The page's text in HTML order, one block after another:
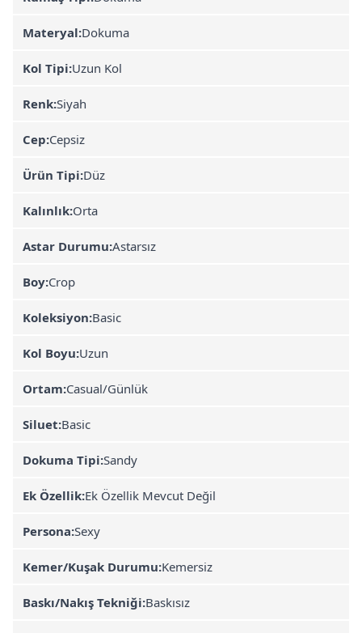
Materyal:Dokuma
Kol Tipi:Uzun Kol
Renk:Siyah
Cep:Cepsiz
Ürün Tipi:Düz
Kalınlık:Orta
Astar Durumu:Astarsız
Boy:Crop
Koleksiyon:Basic
Kol Boyu:Uzun
Ortam:Casual/Günlük
Siluet:Basic
Dokuma Tipi:Sandy
Ek Özellik:Ek Özellik Mevcut Değil
Persona:Sexy
Kemer/Kuşak Durumu:Kemersiz
Baskı/Nakış Tekniği:Baskısız